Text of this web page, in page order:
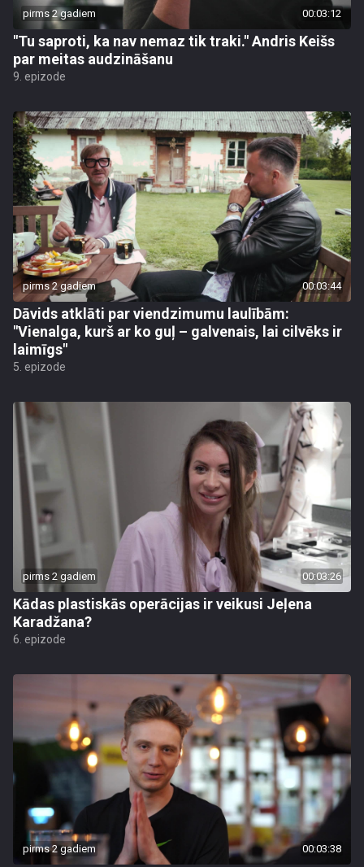
pirms 2 gadiem 00:03:12
"Tu saproti, ka nav nemaz tik traki." Andris Keišs
par meitas audzināšanu
9. epizode
pirms 2 gadiem 00:03:44
Dāvids atklāti par viendzimumu laulībām:
"Vienalga, kurš ar ko guļ – galvenais, lai cilvēks ir
laimīgs"
5. epizode
pirms 2 gadiem 00:03:26
Kādas plastiskās operācijas ir veikusi Jeļena
Karadžana?
6. epizode
pirms 2 gadiem 00:03:38